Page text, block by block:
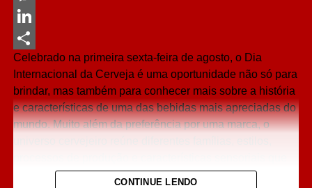
Messenger
LinkedIn
Share
Celebrado na primeira sexta-feira de agosto, o Dia
Internacional da Cerveja é uma oportunidade não só para
brindar, mas também para conhecer mais sobre a história
e características de uma das bebidas mais apreciadas do
mundo. Muito além da preferência por uma marca, o
influenciam diretamente a experiência de consumo.
CONTINUE LENDO